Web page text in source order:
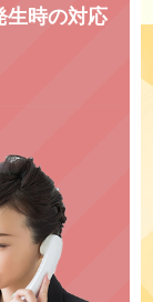
時の対応